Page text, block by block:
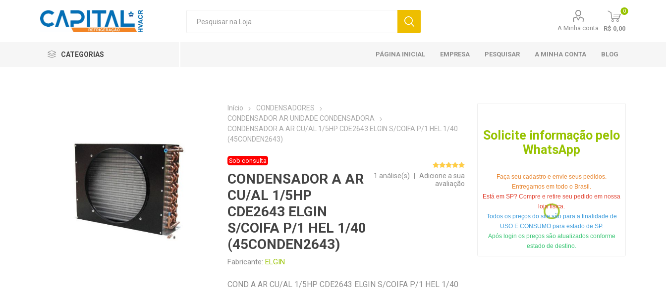
A Minha conta
0
R$ 0,00
CATEGORIAS PÁGINA INICIAL EMPRESA PESQUISAR A MINHA CONTA BLOG
Início
CONDENSADORES
CONDENSADOR AR UNIDADE CONDENSADORA
CONDENSADOR A AR CU/AL 1/5HP CDE2643 ELGIN S/COIFA P/1 HEL 1/40
(45CONDEN2643)
Sob consulta
CONDENSADOR A AR
CU/AL 1/5HP
CDE2643 ELGIN
S/COIFA P/1 HEL 1/40
(45CONDEN2643)
Fabricante: ELGIN
1 análise(s)
Adicione a sua
avaliação
COND A AR CU/AL 1/5HP CDE2643 ELGIN S/COIFA P/1 HEL 1/40
Solicite informação pelo
WhatsApp
Faça seu cadastro e envie seus pedidos.
Entregamos em todo o Brasil.
Está em SP? Compre e retire seu pedido em nossa
loja física.
Todos os preços do site são para a finalidade de
USO E CONSUMO para estado de SP.
Após login os preços são atualizados conforme
estado de destino.